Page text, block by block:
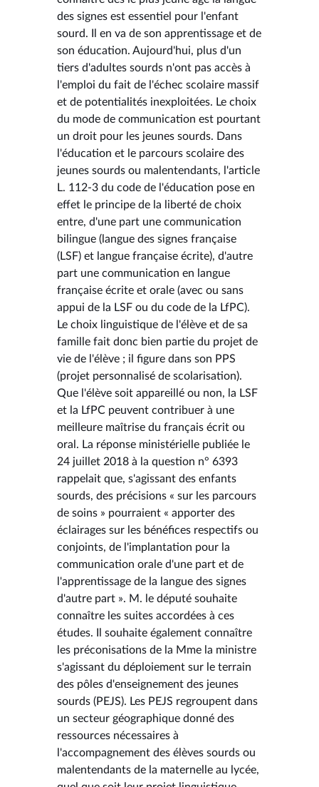
des signes est essentiel pour l'enfant
sourd. Il en va de son apprentissage et de
son éducation. Aujourd'hui, plus d'un
tiers d'adultes sourds n'ont pas accès à
l'emploi du fait de l'échec scolaire massif
et de potentialités inexploitées. Le choix
du mode de communication est pourtant
un droit pour les jeunes sourds. Dans
l'éducation et le parcours scolaire des
jeunes sourds ou malentendants, l'article
L. 112-3 du code de l'éducation pose en
effet le principe de la liberté de choix
entre, d'une part une communication
bilingue (langue des signes française
(LSF) et langue française écrite), d'autre
part une communication en langue
française écrite et orale (avec ou sans
appui de la LSF ou du code de la LfPC).
Le choix linguistique de l'élève et de sa
famille fait donc bien partie du projet de
vie de l'élève ; il figure dans son PPS
(projet personnalisé de scolarisation).
Que l'élève soit appareillé ou non, la LSF
et la LfPC peuvent contribuer à une
meilleure maîtrise du français écrit ou
oral. La réponse ministérielle publiée le
24 juillet 2018 à la question n° 6393
rappelait que, s'agissant des enfants
sourds, des précisions « sur les parcours
de soins » pourraient « apporter des
éclairages sur les bénéfices respectifs ou
conjoints, de l'implantation pour la
communication orale d'une part et de
l'apprentissage de la langue des signes
d'autre part ». M. le député souhaite
connaître les suites accordées à ces
études. Il souhaite également connaître
les préconisations de la Mme la ministre
s'agissant du déploiement sur le terrain
des pôles d'enseignement des jeunes
sourds (PEJS). Les PEJS regroupent dans
un secteur géographique donné des
ressources nécessaires à
l'accompagnement des élèves sourds ou
malentendants de la maternelle au lycée,